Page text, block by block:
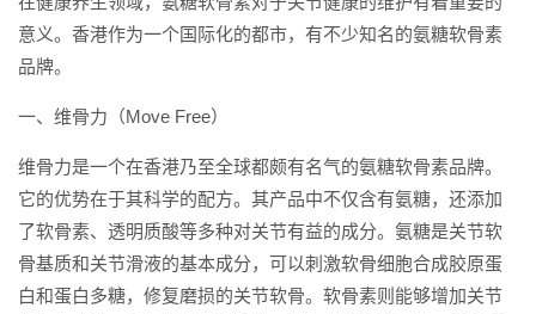
意义。香港作为一个国际化的都市，有不少知名的氨糖软骨素
品牌。
一、维骨力（Move Free）
维骨力是一个在香港乃至全球都颇有名气的氨糖软骨素品牌。
它的优势在于其科学的配方。其产品中不仅含有氨糖，还添加
了软骨素、透明质酸等多种对关节有益的成分。氨糖是关节软
骨基质和关节滑液的基本成分，可以刺激软骨细胞合成胶原蛋
白和蛋白多糖，修复磨损的关节软骨。软骨素则能够增加关节